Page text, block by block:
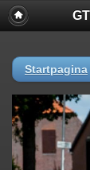
Startpagina